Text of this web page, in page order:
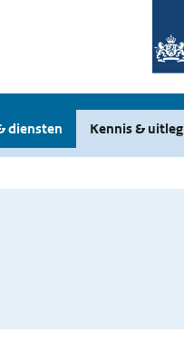
diensten Kennis & uitleg